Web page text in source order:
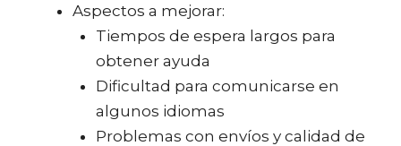
Aspectos a mejorar:
Tiempos de espera largos para
obtener ayuda
Dificultad para comunicarse en
algunos idiomas
Problemas con envíos y calidad de